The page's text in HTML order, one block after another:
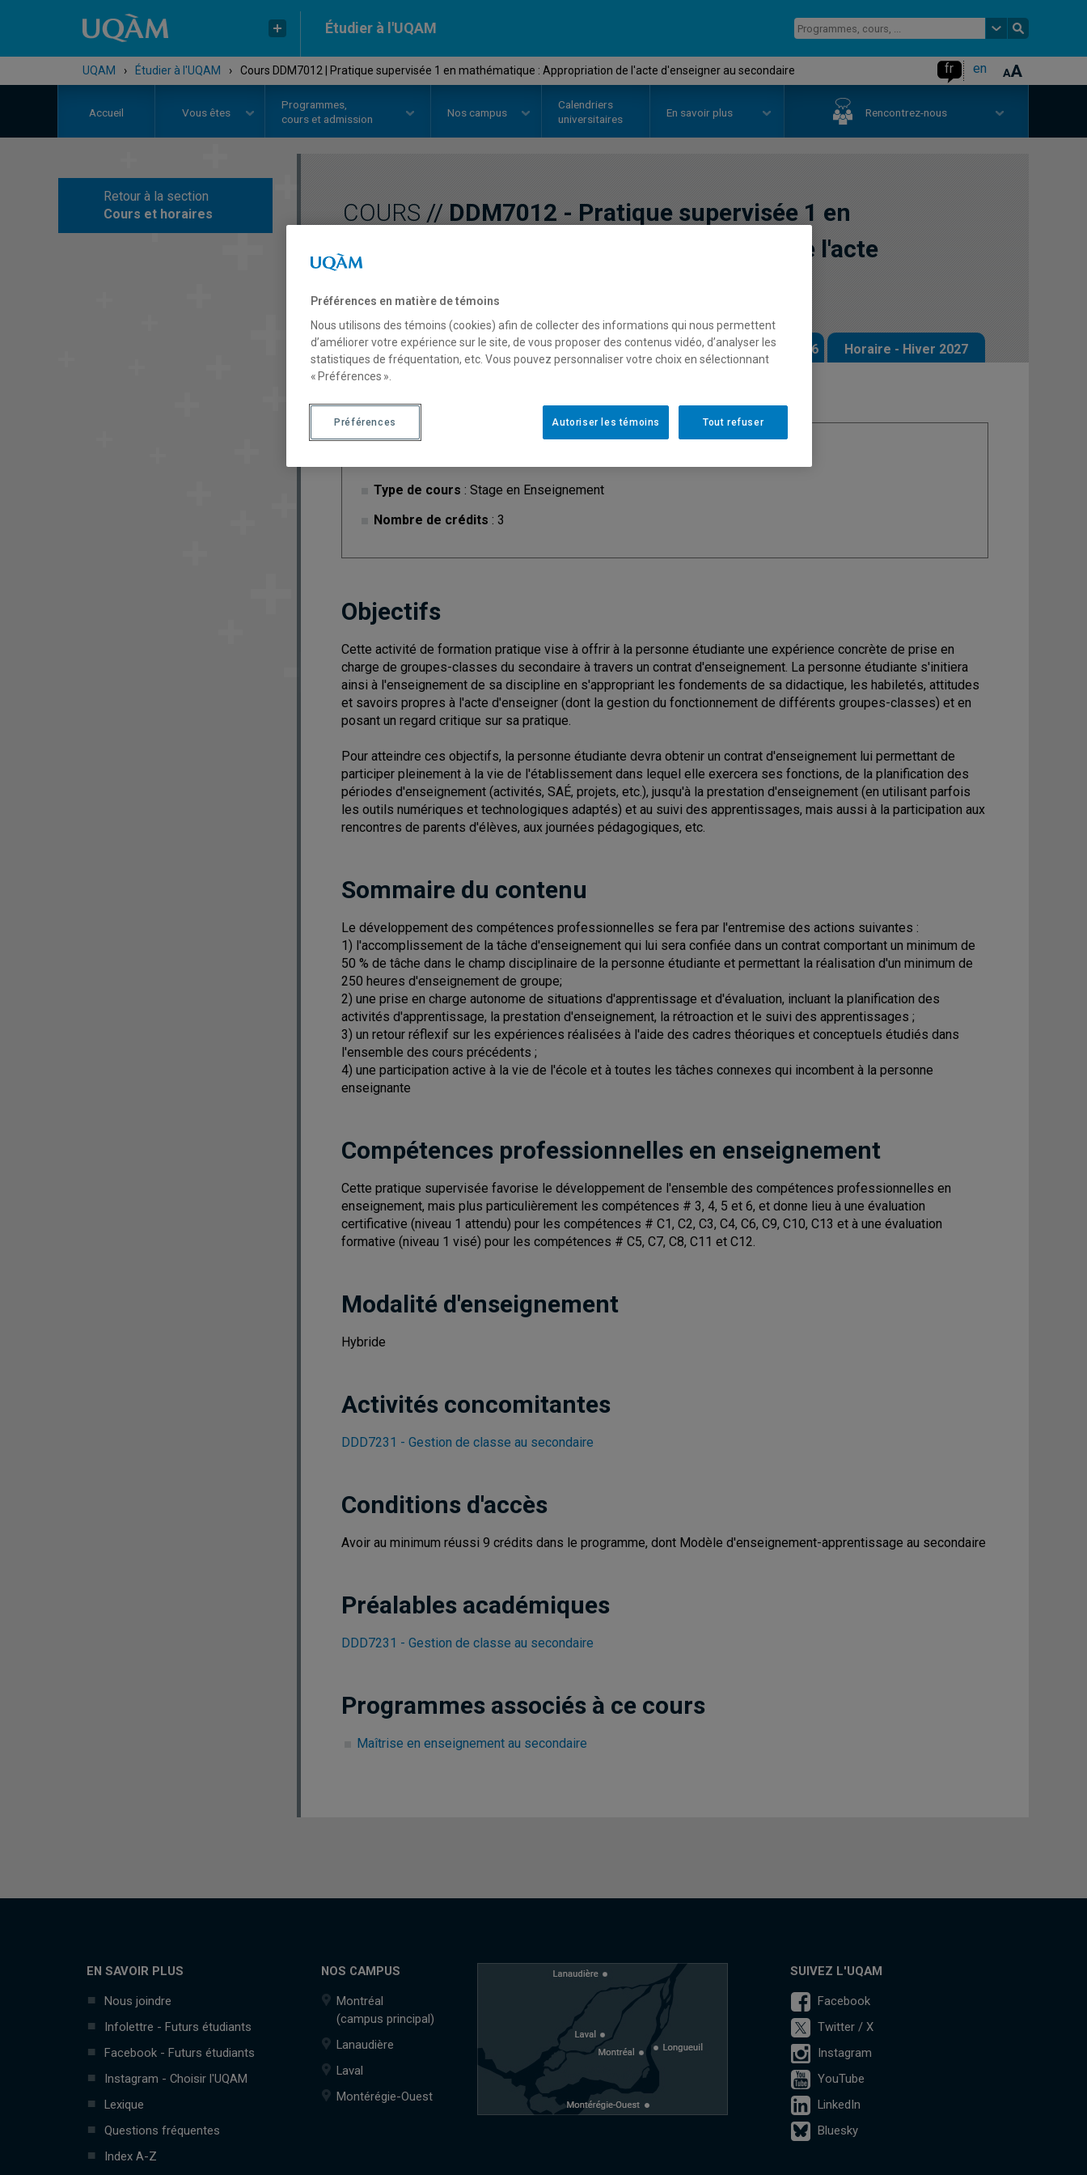
Étudier à l'UQAM
UQAM › Étudier à l'UQAM › Cours DDM7012 | Pratique supervisée 1 en mathématique : Appropriation de l'acte d'enseigner au secondaire fr en
Accueil Vous êtes
Programmes,
cours et admission
Nos campus
Calendriers
universitaires
En savoir plus Rencontrez-nous
Retour à la section
Cours et horaires
COURS // DDM7012 - Pratique supervisée 1 en
mathématique : Appropriation de l'acte
Description Horaire - Été 2026 Horaire - Automne 2026 Horaire - Hiver 2027
Type de cours : Stage en Enseignement
Nombre de crédits : 3
Objectifs
Cette activité de formation pratique vise à offrir à la personne étudiante une expérience concrète de prise en
charge de groupes-classes du secondaire à travers un contrat d'enseignement. La personne étudiante s'initiera
ainsi à l'enseignement de sa discipline en s'appropriant les fondements de sa didactique, les habiletés, attitudes
et savoirs propres à l'acte d'enseigner (dont la gestion du fonctionnement de différents groupes-classes) et en
posant un regard critique sur sa pratique.
Pour atteindre ces objectifs, la personne étudiante devra obtenir un contrat d'enseignement lui permettant de
participer pleinement à la vie de l'établissement dans lequel elle exercera ses fonctions, de la planification des
périodes d'enseignement (activités, SAÉ, projets, etc.), jusqu'à la prestation d'enseignement (en utilisant parfois
les outils numériques et technologiques adaptés) et au suivi des apprentissages, mais aussi à la participation aux
rencontres de parents d'élèves, aux journées pédagogiques, etc.
Sommaire du contenu
Le développement des compétences professionnelles se fera par l'entremise des actions suivantes :
1) l'accomplissement de la tâche d'enseignement qui lui sera confiée dans un contrat comportant un minimum de
50 % de tâche dans le champ disciplinaire de la personne étudiante et permettant la réalisation d'un minimum de
250 heures d'enseignement de groupe;
2) une prise en charge autonome de situations d'apprentissage et d'évaluation, incluant la planification des
activités d'apprentissage, la prestation d'enseignement, la rétroaction et le suivi des apprentissages ;
3) un retour réflexif sur les expériences réalisées à l'aide des cadres théoriques et conceptuels étudiés dans
l'ensemble des cours précédents ;
4) une participation active à la vie de l'école et à toutes les tâches connexes qui incombent à la personne
enseignante
Compétences professionnelles en enseignement
Cette pratique supervisée favorise le développement de l'ensemble des compétences professionnelles en
enseignement, mais plus particulièrement les compétences # 3, 4, 5 et 6, et donne lieu à une évaluation
certificative (niveau 1 attendu) pour les compétences # C1, C2, C3, C4, C6, C9, C10, C13 et à une évaluation
formative (niveau 1 visé) pour les compétences # C5, C7, C8, C11 et C12.
Modalité d'enseignement
Hybride
Activités concomitantes
DDD7231 - Gestion de classe au secondaire
Conditions d'accès
Avoir au minimum réussi 9 crédits dans le programme, dont Modèle d'enseignement-apprentissage au secondaire
Préalables académiques
DDD7231 - Gestion de classe au secondaire
Programmes associés à ce cours
Maîtrise en enseignement au secondaire
EN SAVOIR PLUS
Nous joindre
Infolettre - Futurs étudiants
Facebook - Futurs étudiants
Instagram - Choisir l'UQAM
Lexique
Questions fréquentes
Index A-Z
NOS CAMPUS
Montréal
(campus principal)
Lanaudière
Laval
Montérégie-Ouest
SUIVEZ L'UQAM
Facebook
Twitter / X
Instagram
YouTube
LinkedIn
Bluesky
Préférences en matière de témoins
Nous utilisons des témoins (cookies) afin de collecter des informations qui nous permettent
d’améliorer votre expérience sur le site, de vous proposer des contenus vidéo, d’analyser les
statistiques de fréquentation, etc. Vous pouvez personnaliser votre choix en sélectionnant
« Préférences ».
Tout refuser
Autoriser les témoins
Préférences